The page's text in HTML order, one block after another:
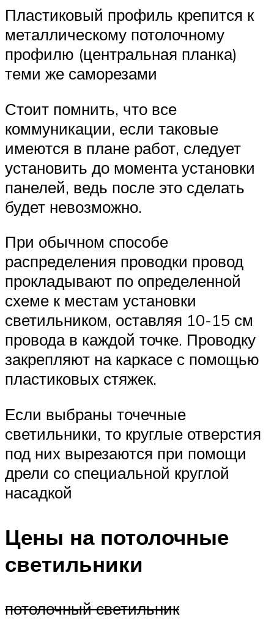
Пластиковый профиль крепится к
металлическому потолочному
профилю (центральная планка)
теми же саморезами
Стоит помнить, что все
коммуникации, если таковые
имеются в плане работ, следует
установить до момента установки
панелей, ведь после это сделать
будет невозможно.
При обычном способе
распределения проводки провод
прокладывают по определенной
схеме к местам установки
светильником, оставляя 10-15 см
провода в каждой точке. Проводку
закрепляют на каркасе с помощью
пластиковых стяжек.
Если выбраны точечные
светильники, то круглые отверстия
под них вырезаются при помощи
дрели со специальной круглой
насадкой
Цены на потолочные
светильники
потолочный светильник